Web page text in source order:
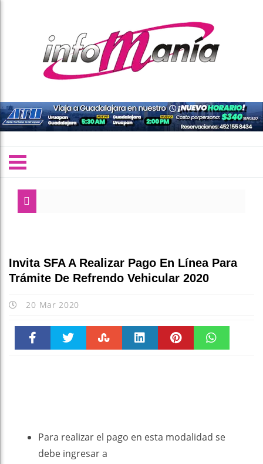
Invita SFA A Realizar Pago En Línea Para
Trámite De Refrendo Vehicular 2020
20 Mar 2020
Para realizar el pago en esta modalidad se
debe ingresar a